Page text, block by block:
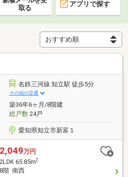
取る
アプリで探す
名鉄三河線 知立駅 徒歩5分
その他の交通
築36年6ヶ月/8階建
総戸数24戸
愛知県知立市新富１
2,049万円
2LDK 65.85m2
8階 南西